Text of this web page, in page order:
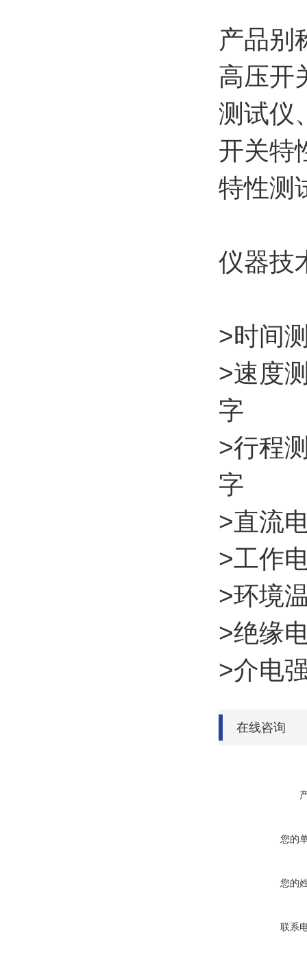
产品别
高压开
测试仪
开关特
特性测
仪器技
>时间
>速度
字
>行程
字
>直流
>工作
>环境
>绝缘
>介电
在线咨询
您的
您的
联系